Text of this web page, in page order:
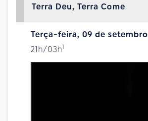
Terra Deu, Terra Come
Terça-feira, 09 de setembro
21h/03h1